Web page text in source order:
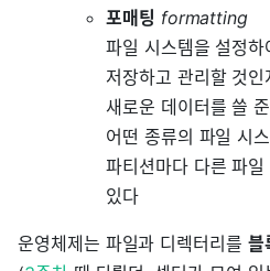
포매팅 formatting
파일 시스템을 설정
저장하고 관리할 것인
새로운 데이터를 쓸
어떤 종류의 파일 시
파티션마다 다른 파
있다
운영체제는 파일과 디렉터리를 블